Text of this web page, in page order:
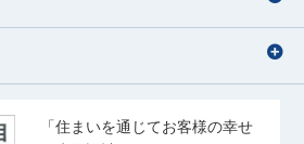
「住まいを通じてお客様の幸せ